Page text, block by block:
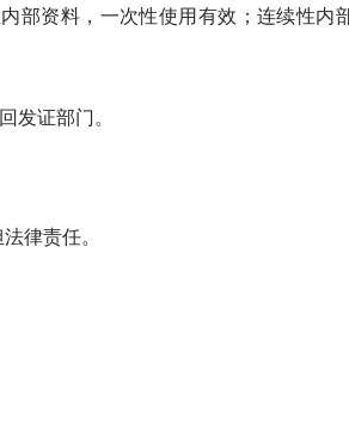
部资料，一次性使用有效；连续性内
发证部门。
律责任。